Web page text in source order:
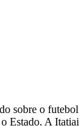
sobre o
Estado. A